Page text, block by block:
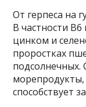
От герпеса на
В частности
цинком и
проростках
подсолнечных.
способствует